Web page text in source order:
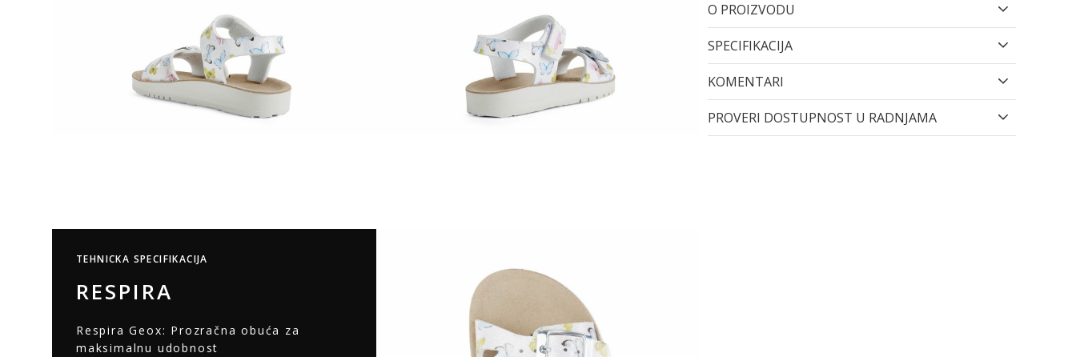
TEHNICKA SPECIFIKACIJA
RESPIRA
Respira Geox: Prozračna obuća za
maksimalnu udobnost
O PROIZVODU
SPECIFIKACIJA
KOMENTARI
PROVERI DOSTUPNOST U RADNJAMA